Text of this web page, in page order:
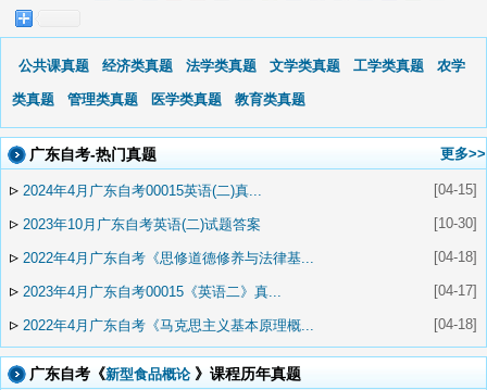
公共课真题 经济类真题 法学类真题 文学类真题 工学类真题 农学
类真题 管理类真题 医学类真题 教育类真题
广东自考-热门真题 更多>>
▹ 2024年4月广东自考00015英语(二)真... [04-15]
▹ 2023年10月广东自考英语(二)试题答案 [10-30]
▹ 2022年4月广东自考《思修道德修养与法律基... [04-18]
▹ 2023年4月广东自考00015《英语二》真... [04-17]
▹ 2022年4月广东自考《马克思主义基本原理概... [04-18]
广东自考《新型食品概论 》课程历年真题